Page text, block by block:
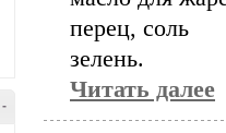
-
перец, соль
зелень.
Читать далее